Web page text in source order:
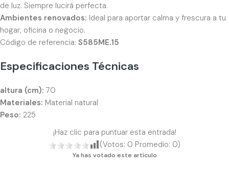
de luz. Siempre lucirá perfecta.
Ambientes renovados: Ideal para aportar calma y frescura a tu
hogar, oficina o negocio.
Código de referencia: S585ME.15
Especificaciones Técnicas
altura (cm): 70
Materiales: Material natural
Peso: 225
¡Haz clic para puntuar esta entrada!
(Votos: 0 Promedio: 0)
Ya has votado este artículo